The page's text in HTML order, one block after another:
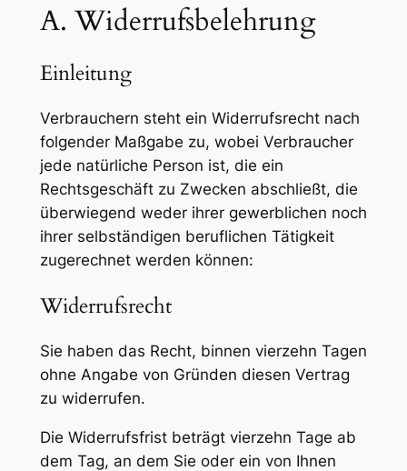
A. Widerrufsbelehrung
Einleitung
Verbrauchern steht ein Widerrufsrecht nach
folgender Maßgabe zu, wobei Verbraucher
jede natürliche Person ist, die ein
Rechtsgeschäft zu Zwecken abschließt, die
überwiegend weder ihrer gewerblichen noch
ihrer selbständigen beruflichen Tätigkeit
zugerechnet werden können:
Widerrufsrecht
Sie haben das Recht, binnen vierzehn Tagen
ohne Angabe von Gründen diesen Vertrag
zu widerrufen.
Die Widerrufsfrist beträgt vierzehn Tage ab
dem Tag, an dem Sie oder ein von Ihnen